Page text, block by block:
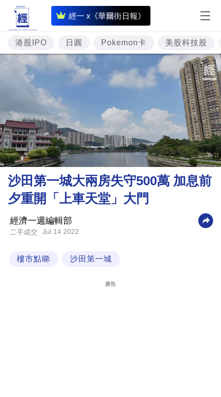
經一 x《華爾街日報》
即
時
財
經
專
投
資
樓
市
理
財
商
業
科
港股IPO 日圓 Pokemon卡 美股科技股
沙田第一城大兩房失守500萬 加息前
夕重開「上車天堂」大門
經濟一週編輯部
二手成交 Jul 14 2022
樓市點睇 沙田第一城
廣告